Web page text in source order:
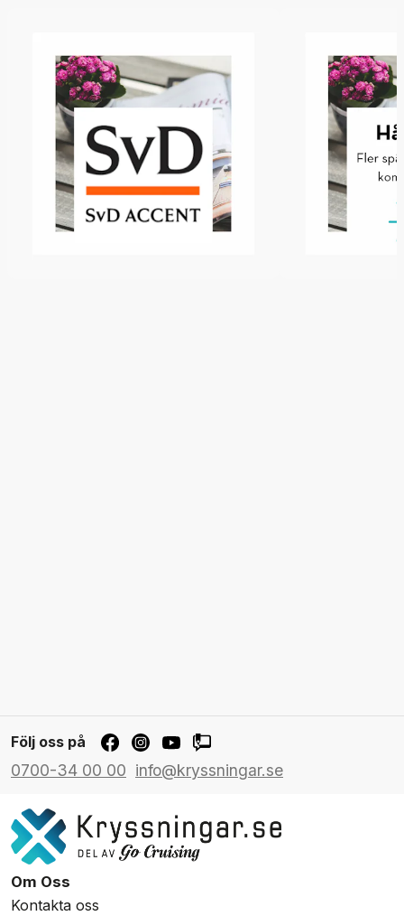
Följ oss på
0700-34 00 00 info@kryssningar.se
Om Oss
Kontakta oss